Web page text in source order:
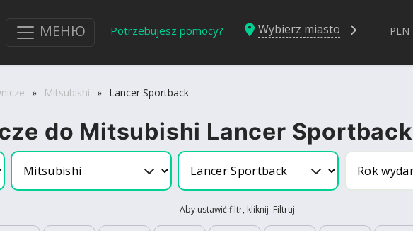
МЕНЮ Potrzebujesz pomocy? Wybierz miasto PLN
» Mitsubishi » Lancer Sportback
do Mitsubishi Lancer Sportback
Aby ustawić filtr, kliknij 'Filtruj'